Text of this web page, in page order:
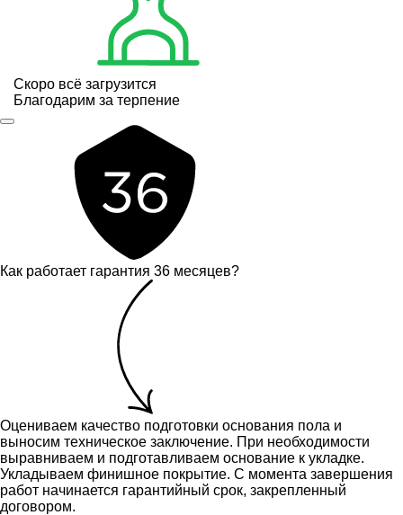
Скоро всё загрузится
Благодарим за терпение
Как работает гарантия 36 месяцев?
Оцениваем качество подготовки основания пола и
выносим техническое заключение. При необходимости
выравниваем и подготавливаем основание к укладке.
Укладываем финишное покрытие. С момента завершения
работ начинается гарантийный срок, закрепленный
договором.